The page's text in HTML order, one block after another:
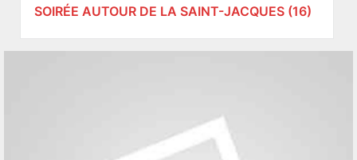
SOIRÉE AUTOUR DE LA SAINT-JACQUES (16)